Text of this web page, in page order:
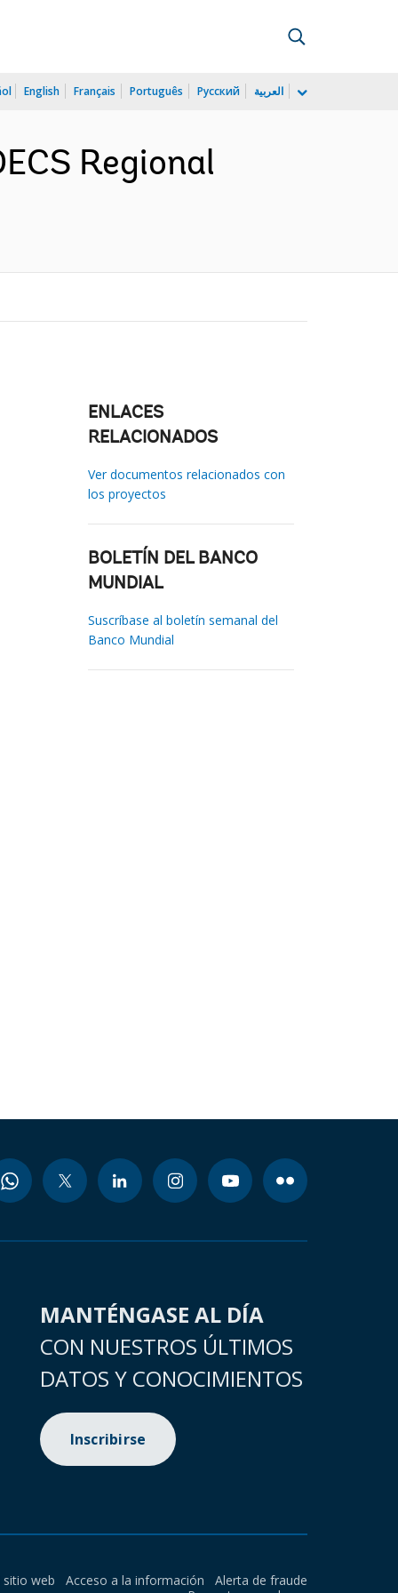
English Français Português Русский العربية
Regional
ENLACES
RELACIONADOS
Ver documentos relacionados con
los proyectos
BOLETÍN DEL BANCO
MUNDIAL
Suscríbase al boletín semanal del
Banco Mundial
MANTÉNGASE AL DÍA
CON NUESTROS ÚLTIMOS
DATOS Y CONOCIMIENTOS
Inscribirse
sitio web Acceso a la información
Alerta de fraude